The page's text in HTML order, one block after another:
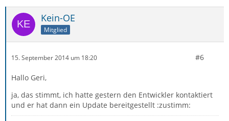
Kein-OE
Mitglied
15. September 2014 um 18:20 #6
Hallo Geri,
ja, das stimmt, ich hatte gestern den Entwickler kontaktiert
und er hat dann ein Update bereitgestellt :zustimm: